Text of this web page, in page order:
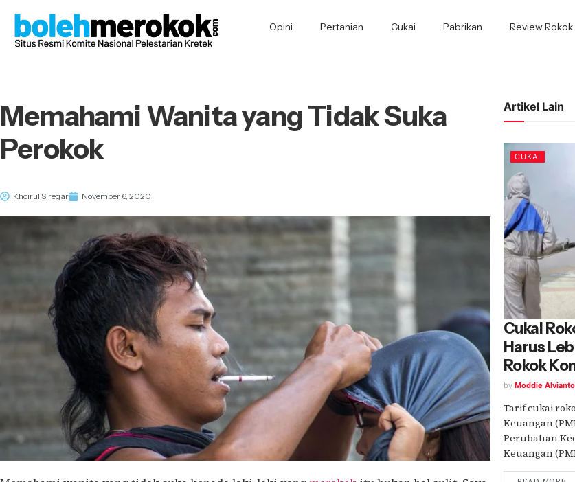
Opini Pertanian Cukai Pabrikan Review Rokok
Memahami Wanita yang Tidak Suka
Perokok
Khoirul Siregar November 6, 2020
Artikel Lain
CUKAI
Cukai
Harus
Rokok
by Moddie
Tarif cukai
Keuangan
Perubahan
Keuangan